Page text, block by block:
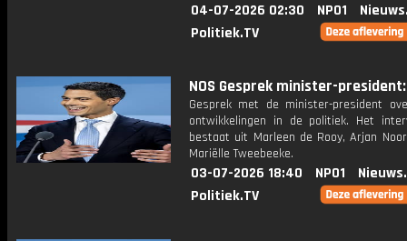
04-07-2026 02:30 NPO1
Politiek.TV
NOS Gesprek minister-
Gesprek met de minister-president
ontwikkelingen in de politiek. Het
bestaat uit Marleen de Rooy, Arjan
Mariëlle Tweebeeke.
03-07-2026 18:40 NPO1
Politiek.TV